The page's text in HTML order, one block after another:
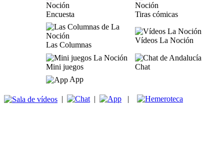
Encuesta Tiras cómicas
Las Columnas
Vídeos La Noción
Mini juegos
Chat
App
| | |